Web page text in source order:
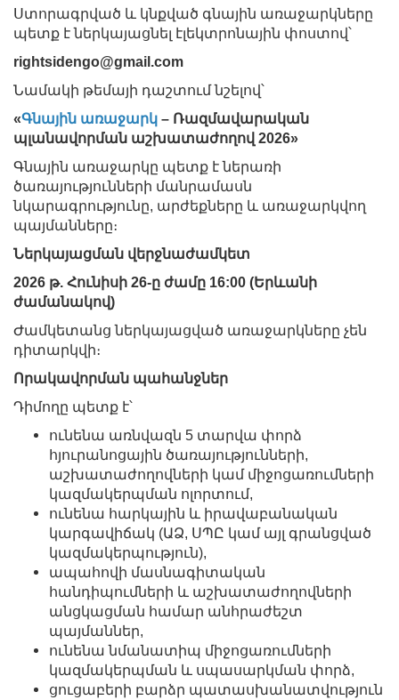
Ստորագրված և կնքված գնային առաջարկները
պետք է ներկայացնել էլեկտրոնային փոստով՝
rightsidengo@gmail.com
Նամակի թեմայի դաշտում նշելով՝
«Գնային առաջարկ – Ռազմավարական
պլանավորման աշխատաժողով 2026»
Գնային առաջարկը պետք է ներառի
ծառայությունների մանրամասն
նկարագրությունը, արժեքները և առաջարկվող
պայմանները։
Ներկայացման վերջնաժամկետ
2026 թ. Հունիսի 26-ը ժամը 16:00 (Երևանի
ժամանակով)
Ժամկետանց ներկայացված առաջարկները չեն
դիտարկվի։
Որակավորման պահանջներ
Դիմողը պետք է՝
ունենա առնվազն 5 տարվա փորձ
հյուրանոցային ծառայությունների,
աշխատաժողովների կամ միջոցառումների
կազմակերպման ոլորտում,
ունենա հարկային և իրավաբանական
կարգավիճակ (ԱՁ, ՍՊԸ կամ այլ գրանցված
կազմակերպություն),
ապահովի մասնագիտական
հանդիպումների և աշխատաժողովների
անցկացման համար անհրաժեշտ
պայմաններ,
ունենա նմանատիպ միջոցառումների
կազմակերպման և սպասարկման փորձ,
ցուցաբերի բարձր պատասխանատվություն